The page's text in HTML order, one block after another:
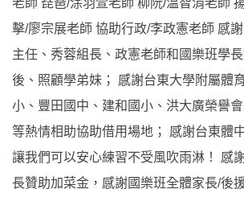
老師 琵琶/涂羽萱老師 柳阮/温智涓老師
擊/廖宗展老師 協助行政/李政憲老師 感
主任、秀蓉組長、政憲老師和國樂班學
後、照顧學弟妹； 感謝台東大學附屬體
小、豐田國中、建和國小、洪大廣榮譽
等熱情相助協助借用場地； 感謝台東體
讓我們可以安心練習不受風吹雨淋！ 感
長贊助加菜金，感謝國樂班全體家長/後